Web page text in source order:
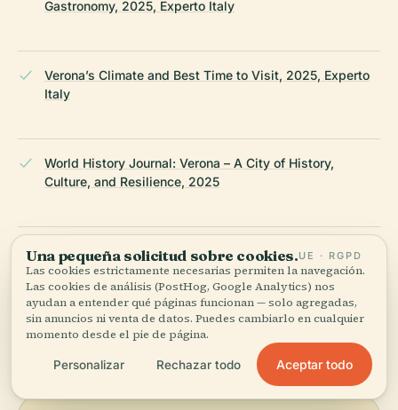
Gastronomy, 2025, Experto Italy
Verona’s Climate and Best Time to Visit, 2025, Experto
Italy
World History Journal: Verona – A City of History,
Culture, and Resilience, 2025
Veronasera: Museo Archeologico al Teatro Romano,
2025
ÚLTIMA REVISIÓN: AUGUST 2025
Documentado a partir de Wikidata, Wikipedia y fuentes
oficiales · verificado ·Cómo hacemos nuestras guías →
Una pequeña solicitud sobre cookies.UE · RGPD
Las cookies estrictamente necesarias permiten la navegación.
Las cookies de análisis (PostHog, Google Analytics) nos
ayudan a entender qué páginas funcionan — solo agregadas,
sin anuncios ni venta de datos. Puedes cambiarlo en cualquier
momento desde el pie de página.
Personalizar Rechazar todo Aceptar todo